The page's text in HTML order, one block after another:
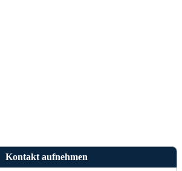
Kontakt aufnehmen